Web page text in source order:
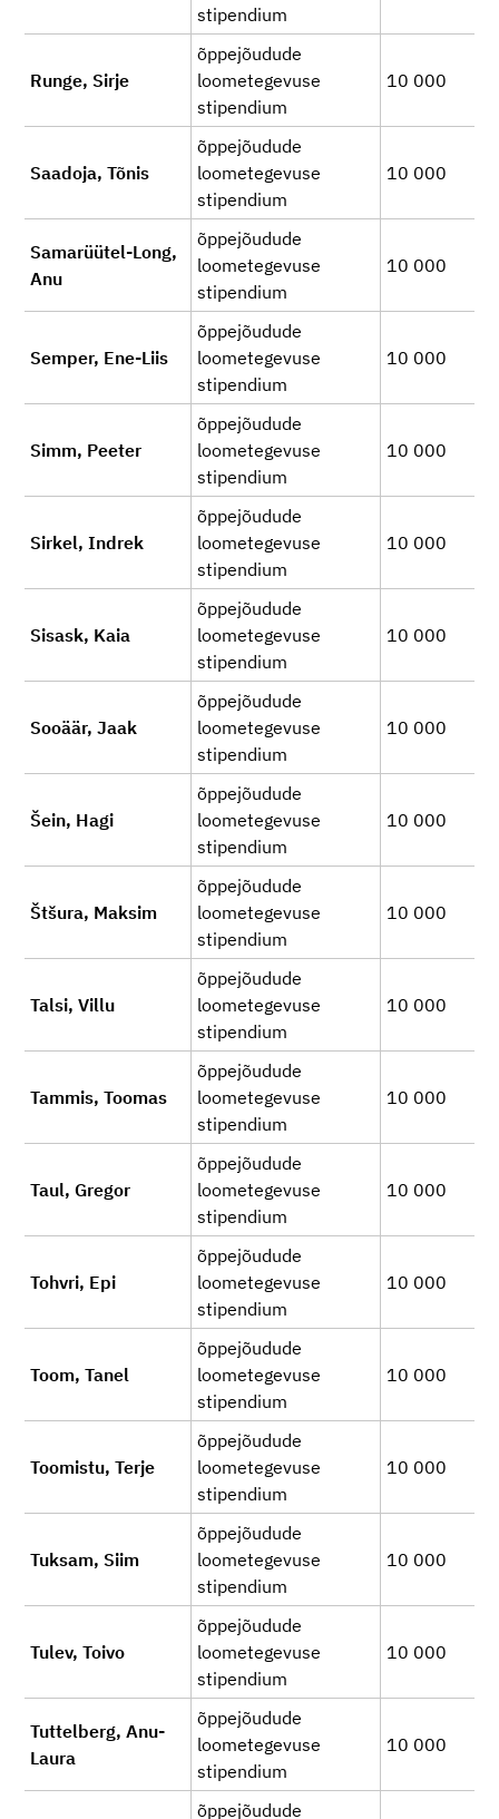
stipendium
Runge, Sirje
õppejõudude
loometegevuse
stipendium
10 000
Saadoja, Tõnis
õppejõudude
loometegevuse
stipendium
10 000
Samarüütel-Long,
Anu
õppejõudude
loometegevuse
stipendium
10 000
Semper, Ene-Liis
õppejõudude
loometegevuse
stipendium
10 000
Simm, Peeter
õppejõudude
loometegevuse
stipendium
10 000
Sirkel, Indrek
õppejõudude
loometegevuse
stipendium
10 000
Sisask, Kaia
õppejõudude
loometegevuse
stipendium
10 000
Sooäär, Jaak
õppejõudude
loometegevuse
stipendium
10 000
Šein, Hagi
õppejõudude
loometegevuse
stipendium
10 000
Štšura, Maksim
õppejõudude
loometegevuse
stipendium
10 000
Talsi, Villu
õppejõudude
loometegevuse
stipendium
10 000
Tammis, Toomas
õppejõudude
loometegevuse
stipendium
10 000
Taul, Gregor
õppejõudude
loometegevuse
stipendium
10 000
Tohvri, Epi
õppejõudude
loometegevuse
stipendium
10 000
Toom, Tanel
õppejõudude
loometegevuse
stipendium
10 000
Toomistu, Terje
õppejõudude
loometegevuse
stipendium
10 000
Tuksam, Siim
õppejõudude
loometegevuse
stipendium
10 000
Tulev, Toivo
õppejõudude
loometegevuse
stipendium
10 000
Tuttelberg, Anu-
Laura
õppejõudude
loometegevuse
stipendium
10 000
õppejõudude